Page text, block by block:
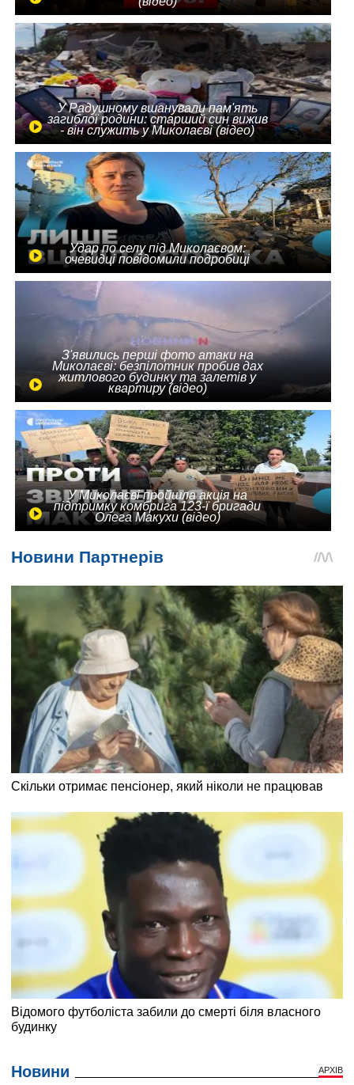
У Радушному вшанували пам'ять
загиблої родини: старший син вижив
- він служить у Миколаєві (відео)
Удар по селу під Миколаєвом:
очевидці повідомили подробиці
З'явились перші фото атаки на
Миколаєві: безпілотник пробив дах
житлового будинку та залетів у
квартиру (відео)
У Миколаєві пройшла акція на
підтримку комбрига 123-ї бригади
Олега Макухи (відео)
Новини АРХІВ